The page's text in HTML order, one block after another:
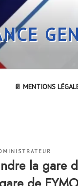
📄 MENTIONS
la gare